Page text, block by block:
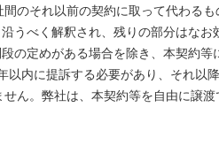
のそれ以前の契約に取って代わるも
うべく解釈され、残りの部分はなお
の定めがある場合を除き、本契約等
以内に提訴する必要があり、それ以
ん。弊社は、本契約等を自由に譲渡